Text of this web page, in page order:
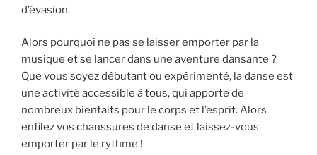
d’évasion.
Alors pourquoi ne pas se laisser emporter par la
musique et se lancer dans une aventure dansante ?
Que vous soyez débutant ou expérimenté, la danse est
une activité accessible à tous, qui apporte de
nombreux bienfaits pour le corps et l’esprit. Alors
enfilez vos chaussures de danse et laissez-vous
emporter par le rythme !